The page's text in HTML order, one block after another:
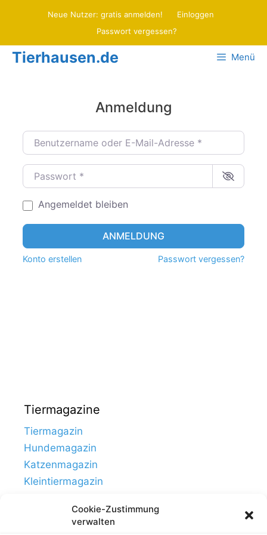
Cookie-Zustimmung
verwalten
Neue Nutzer: gratis anmelden!
Einloggen
Passwort vergessen?
Tierhausen.de Menü
Anmeldung
Benutzername oder E-Mail-Adresse
Passwort
Angemeldet bleiben
ANMELDUNG
Konto erstellen Passwort vergessen?
Tiermagazine
Tiermagazin
Hundemagazin
Katzenmagazin
Kleintiermagazin